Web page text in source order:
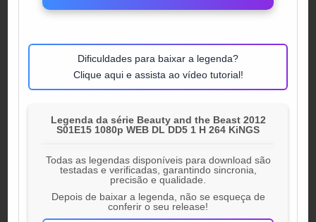
Dificuldades para baixar a legenda?
Clique aqui e assista ao vídeo tutorial!
Legenda da série Beauty and the Beast 2012
S01E15 1080p WEB DL DD5 1 H 264 KiNGS
Todas as legendas disponíveis para download são
testadas e verificadas, garantindo sincronia,
precisão e qualidade.
Depois de baixar a legenda, não se esqueça de
conferir o seu release!